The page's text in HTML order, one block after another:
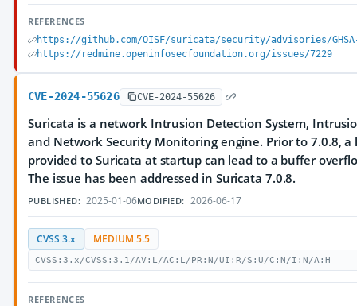
REFERENCES
https://github.com/OISF/suricata/security/advisories/GHSA-
https://redmine.openinfosecfoundation.org/issues/7229
CVE-2024-55626 CVE-2024-55626
Suricata is a network Intrusion Detection System,
and Network Security Monitoring engine. Prior to 7.0.8, a
provided to Suricata at startup can lead to a buffer
The issue has been addressed in Suricata 7.0.8.
PUBLISHED: 2025-01-06MODIFIED: 2026-06-17
CVSS 3.x MEDIUM 5.5
CVSS:3.x/CVSS:3.1/AV:L/AC:L/PR:N/UI:R/S:U/C:N/I:N/A:H
REFERENCES